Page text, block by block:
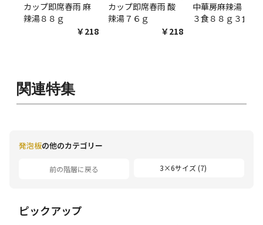
カップ即席春雨 麻
辣湯８８ｇ
￥218
カップ即席春雨 酸
辣湯７６ｇ
￥218
中華房麻辣湯 袋麺
３食８８ｇ３食
関連特集
発泡板の他のカテゴリー
前の階層に戻る 3×6サイズ (7)
ピックアップ